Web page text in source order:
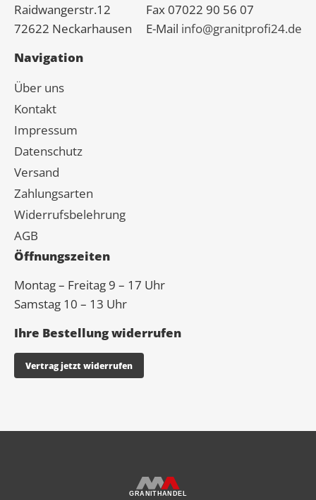
Raidwangerstr.12
72622 Neckarhausen
Fax 07022 90 56 07
E-Mail info@granitprofi24.de
Navigation
Über uns
Kontakt
Impressum
Datenschutz
Versand
Zahlungsarten
Widerrufsbelehrung
AGB
Öffnungszeiten
Montag – Freitag 9 – 17 Uhr
Samstag 10 – 13 Uhr
Ihre Bestellung widerrufen
Vertrag jetzt widerrufen